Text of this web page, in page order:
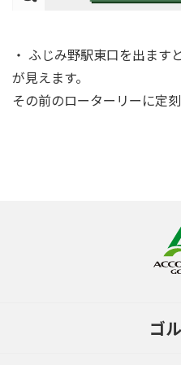
・ ふじみ野駅東口を出ます
が見えます。
その前のローターリーに定
ゴ